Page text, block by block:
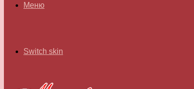
Меню
Switch skin